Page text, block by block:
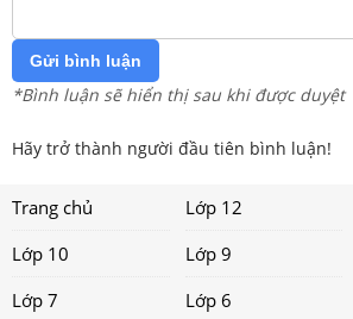
Gửi bình luận
*Bình luận sẽ hiển thị sau khi được duyệt
Hãy trở thành người đầu tiên bình luận!
Trang chủ Lớp 12
Lớp 10
Lớp 9
Lớp 7
Lớp 6